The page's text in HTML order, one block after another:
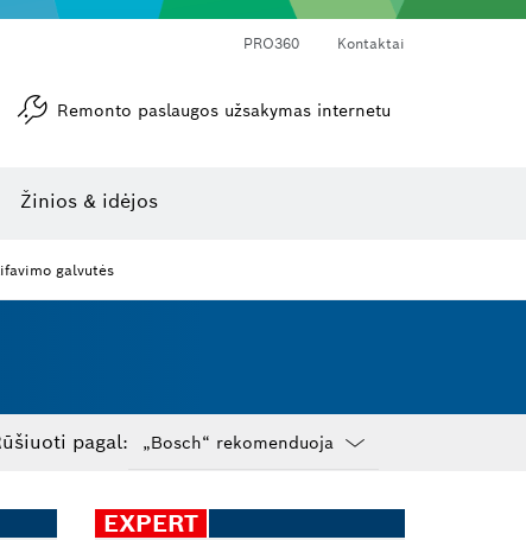
PRO360 Kontaktai
Remonto paslaugos užsakymas internetu
Žinios & idėjos
galvutės
pagal:
closed
EXPERT